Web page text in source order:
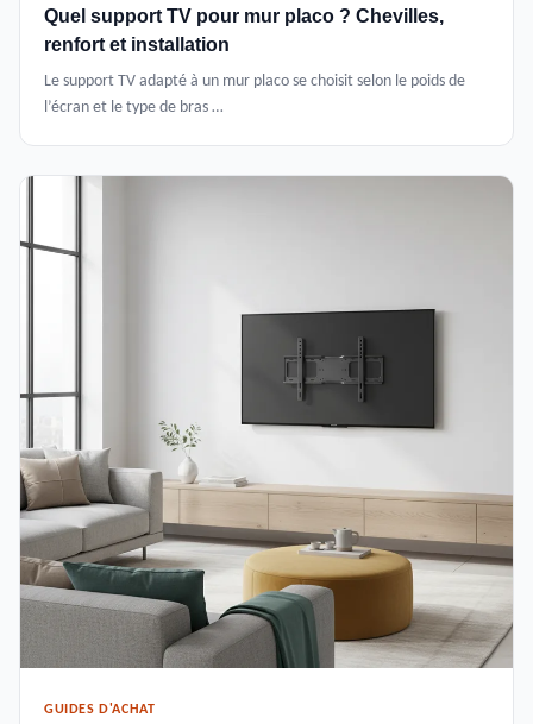
Quel support TV pour mur placo ? Chevilles,
renfort et installation
Le support TV adapté à un mur placo se choisit selon le poids de
l’écran et le type de bras …
GUIDES D'ACHAT